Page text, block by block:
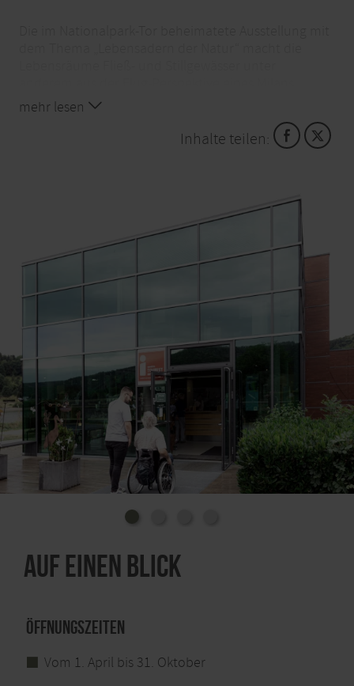
erlebbar. Flusskrebs, Perlmuschel und Biber
gewähren einen Einblick in ihr Leben und zeigen die
Bedeutung des Nationalparks Eifel für Mensch und
Natur. Ein Besuch ist der perfekte Start sich über den
Alle 2 Wochen um 11:00 Uhr beginnt am
Nationalpark-Tor eine 3-4 stündige Rangertour durch
den Nationalpark-Eifel, die auch für Menschen mit
Hörbehinderung, blinde und sehbehinderte
Menschen und Familien geeignet ist. Hier begleitet
man einen Ranger dorthin, wo sich Mauereidechse
und Schlingnatter wohlfühlen. Im felsigen Terrain
besteigt die Gruppe den Honigberg - oben
entschädigt die Aussicht auf die Eifeler
Seenlandschaft für die Anstrengung.
Die Teilnahme ist kostenfrei.
Im Nationalpark-Tor befindet sich auch die Tourist-
Information. Das Team freut sich auf Besucher und
hat immer Tipps für eine tolle Wanderung, Radtour
und Ausflüge bereit, um die vielfältige Erlebnisregion
Möglichkeit, sich mit ausreichendem Karten- und
perfekten Ausflug nichts mehr im Wege steht. Ganz
nebenbei lädt der dazugehörige Shop zum Stöbern
Erlebnisregion Nationalpark Eifel erinnert. Zudem
eine öffentliche Toilette zur Verfügung.
mehr lesen
Inhalte teilen:
Auf einen Blick
Öffnungszeiten
Vom 1. April bis 31. Oktober